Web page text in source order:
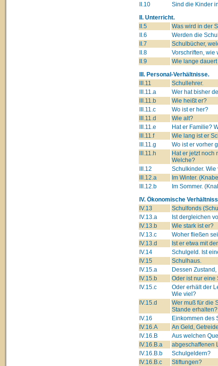
II.10
Sind die Kinder
II. Unterricht.
II.5
Was wird in der
II.6
Werden die
II.7
Schulbücher,
II.8
Vorschriften, wie
II.9
Wie lange
III. Personal-Verhältnisse.
III.11
Schullehrer.
III.11.a
Wer hat bisher
III.11.b
Wie heißt er?
III.11.c
Wo ist er her?
III.11.d
Wie alt?
III.11.e
Hat er Familie?
III.11.f
Wie lang ist er
III.11.g
Wo ist er vorher
III.11.h
Hat er jetzt noch
Welche?
III.12
Schulkinder.
III.12.a
Im Winter.
III.12.b
Im Sommer.
IV. Ökonomische
IV.13
Schulfonds
IV.13.a
Ist dergleichen
IV.13.b
Wie stark ist er?
IV.13.c
Woher fließen
IV.13.d
Ist er etwa mit
IV.14
Schulgeld. Ist
IV.15
Schulhaus.
IV.15.a
Dessen
IV.15.b
Oder ist nur eine
IV.15.c
Oder erhält der
Wie viel?
IV.15.d
Wer muß für die
Stande erhalten?
IV.16
Einkommen des
IV.16.A
An Geld,
IV.16.B
Aus welchen
IV.16.B.a
abgeschaffenen
IV.16.B.b
Schulgeldern?
IV.16.B.c
Stiftungen?